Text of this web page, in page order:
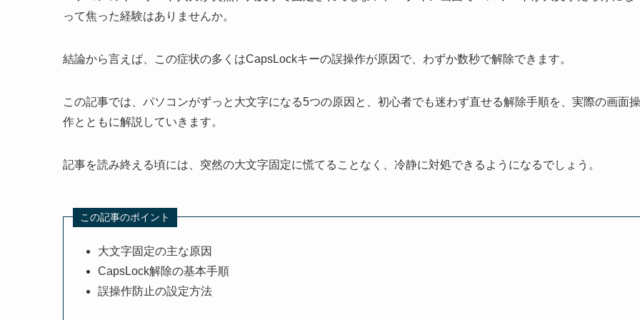
って焦った経験はありませんか。
結論から言えば、この症状の多くはCapsLockキーの誤操作が原因で、わずか数秒で解除できます。
この記事では、パソコンがずっと大文字になる5つの原因と、初心者でも迷わず直せる解除手順を、実際の画面操
作とともに解説していきます。
記事を読み終える頃には、突然の大文字固定に慌てることなく、冷静に対処できるようになるでしょう。
この記事のポイント
大文字固定の主な原因
CapsLock解除の基本手順
誤操作防止の設定方法